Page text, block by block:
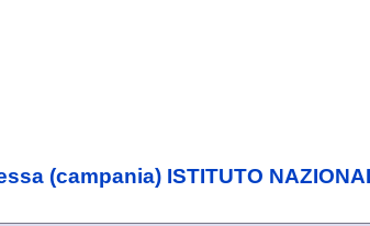
(campania) ISTITUTO